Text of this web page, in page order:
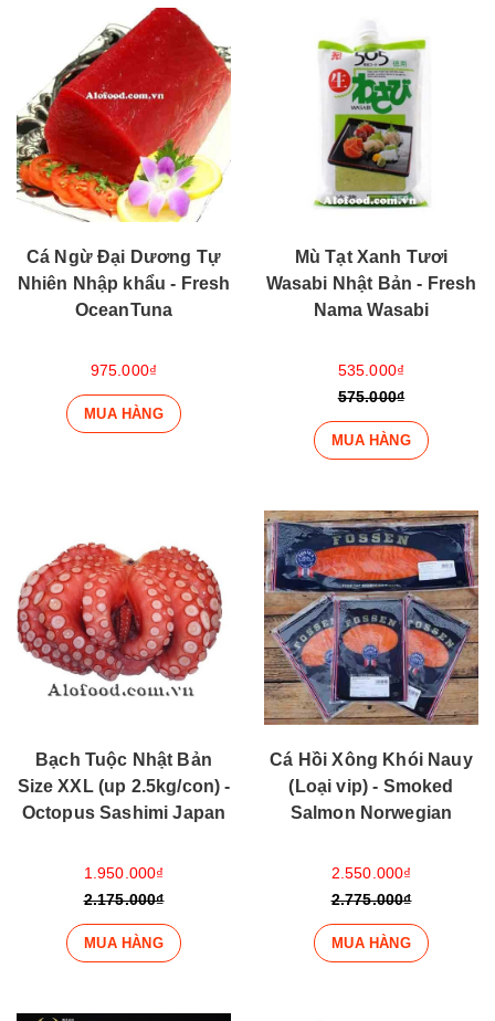
Cá Ngừ Đại Dương Tự
Nhiên Nhập khẩu - Fresh
OceanTuna
975.000₫
MUA HÀNG
Mù Tạt Xanh Tươi
Wasabi Nhật Bản - Fresh
Nama Wasabi
535.000₫
575.000₫
MUA HÀNG
Bạch Tuộc Nhật Bản
Size XXL (up 2.5kg/con) -
Octopus Sashimi Japan
1.950.000₫
2.175.000₫
MUA HÀNG
Cá Hồi Xông Khói Nauy
(Loại vip) - Smoked
Salmon Norwegian
2.550.000₫
2.775.000₫
MUA HÀNG